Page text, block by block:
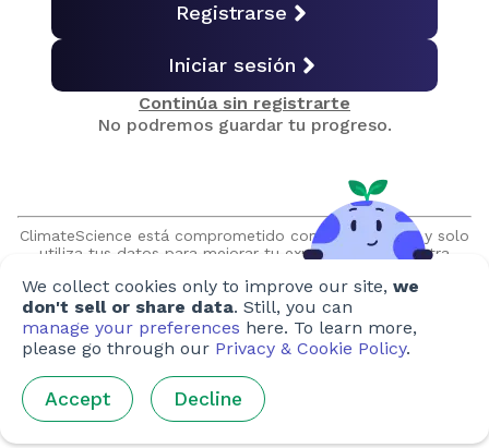
Vida en la Tierra
Cuestionario final
Obtener certificado
Creado por
Registrarse
Iniciar sesión
Continúa sin registrarte
No podremos guardar tu progreso.
ClimateScience está comprometido con tu privacidad y solo
utiliza tus datos para mejorar tu experiencia en nuestra
compartir tu información sin tu permiso expreso y nunca nos
pondremos en contacto sin tu solicitud.
We collect cookies only to improve our site, we
don't sell or share data. Still, you can
manage your preferences here. To learn more,
please go through our Privacy & Cookie Policy.
Accept Decline